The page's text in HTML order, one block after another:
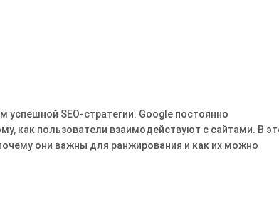
SEO-стратегии. Google постоянно
как пользователи взаимодействуют с сайтами. В
они важны для ранжирования и как их можно